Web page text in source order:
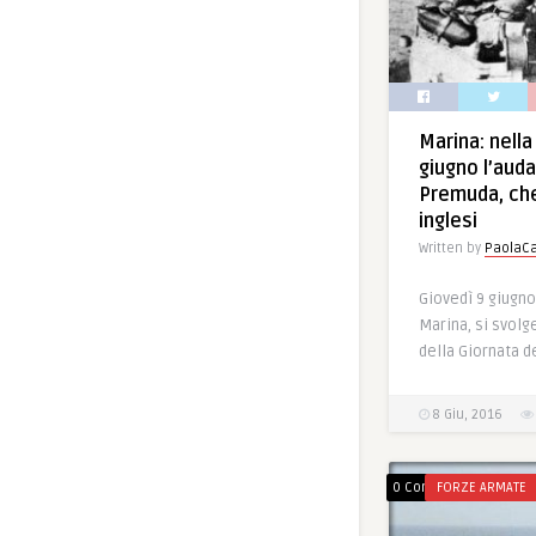
Marina:
giugno
Premuda,
inglesi
Written by
Giovedì 9
Marina, si
della Giornata
8 Giu, 2016
0 CommentsFORZE ARMATE